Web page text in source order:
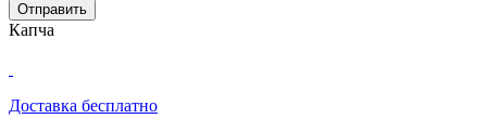
Отправить
Капча
Доставка бесплатно